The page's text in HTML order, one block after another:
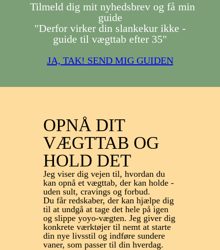
Tilmeld dig mit nyhedsbrev og få min
guide
"Derfor virker din slankekur ikke -
guide til vægttab efter 35"
JA, TAK! SEND MIG GUIDEN
OPNÅ DIT
VÆGTTAB OG
HOLD DET
Jeg viser dig vejen til, hvordan du
kan opnå et vægttab, der kan holde -
uden sult, cravings og forbud.
Du får redskaber, der kan hjælpe dig
til at undgå at tage det hele på igen
og slippe yoyo-vægten. Jeg giver dig
konkrete værktøjer til nemt at starte
din nye livsstil og indføre sundere
vaner, som passer til din hverdag.